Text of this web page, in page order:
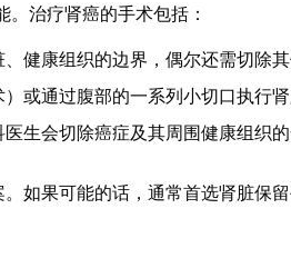
治疗肾癌的手术包括：
健康组织的边界，偶尔还需切除
或通过腹部的一系列小切口执行
生会切除癌症及其周围健康组织
如果可能的话，通常首选肾脏保